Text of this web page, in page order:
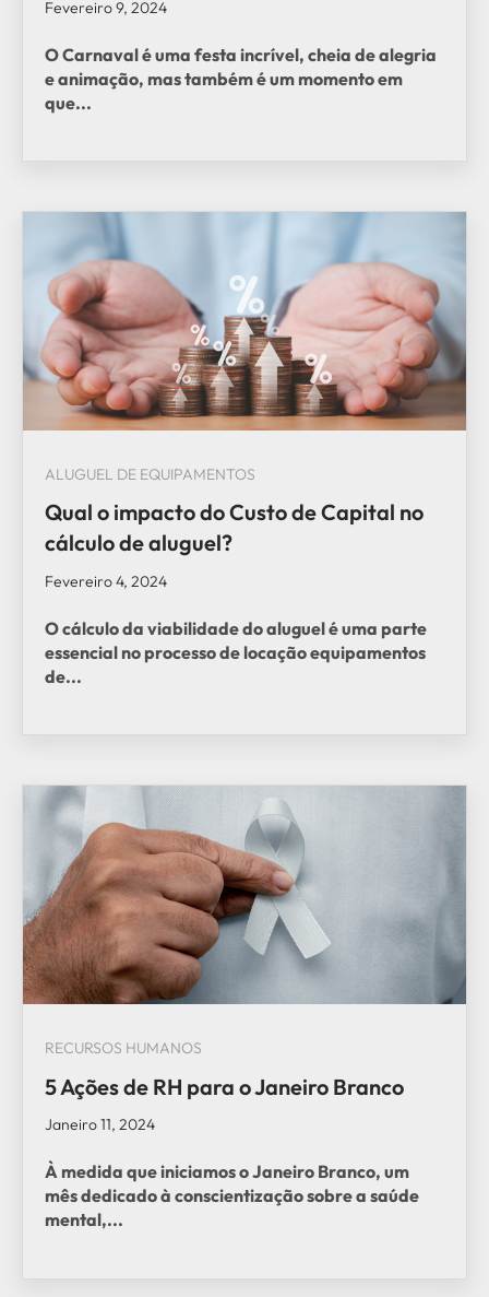
Fevereiro 9, 2024
O Carnaval é uma festa incrível, cheia de alegria
e animação, mas também é um momento em
que...
ALUGUEL DE EQUIPAMENTOS
Qual o impacto do Custo de Capital no
cálculo de aluguel?
Fevereiro 4, 2024
O cálculo da viabilidade do aluguel é uma parte
essencial no processo de locação equipamentos
de...
RECURSOS HUMANOS
5 Ações de RH para o Janeiro Branco
Janeiro 11, 2024
À medida que iniciamos o Janeiro Branco, um
mês dedicado à conscientização sobre a saúde
mental,...